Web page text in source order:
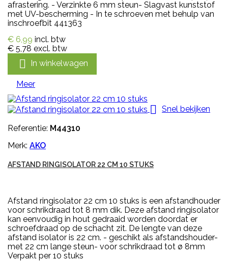
afrastering. - Verzinkte 6 mm steun- Slagvast kunststof
met UV-bescherming - In te schroeven met behulp van
inschroefbit 441363
€ 6,99 incl. btw
€ 5,78 excl. btw
 In winkelwagen
Meer
 Snel bekijken
Referentie: M44310
Merk: AKO
AFSTAND RINGISOLATOR 22 CM 10 STUKS
Afstand ringisolator 22 cm 10 stuks is een afstandhouder
voor schrikdraad tot 8 mm dik. Deze afstand ringisolator
kan eenvoudig in hout gedraaid worden doordat er
schroefdraad op de schacht zit. De lengte van deze
afstand isolator is 22 cm. - geschikt als afstandshouder-
met 22 cm lange steun- voor schrikdraad tot ø 8mm
Verpakt per 10 stuks